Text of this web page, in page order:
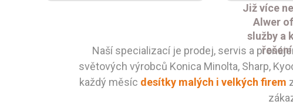
Již více
Alwer
služby a
řešení
Naší specializací je prodej, servis a
světových výrobců Konica Minolta, Sharp,
každý měsíc desítky malých i velkých firem